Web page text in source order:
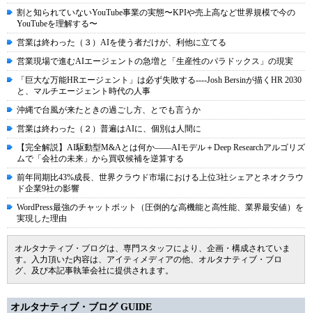
割と知られていないYouTube事業の実態〜KPIや売上高など世界規模で今の
YouTubeを理解する〜
営業は終わった（３）AIを使う者だけが、利他に立てる
営業現場で進むAIエージェントの急増と「生産性のパラドックス」の現実
「巨大な万能HRエージェント」は必ず失敗する----Josh Bersinが描くHR 2030
と、マルチエージェント時代の人事
沖縄で台風が来たときの過ごし方、とでも言うか
営業は終わった（２）普遍はAIに、個別は人間に
【完全解説】AI駆動型M&Aとは何か――AIモデル＋Deep Researchアルゴリズ
ムで「会社の未来」から買収候補を逆算する
前年同期比43%成長、世界クラウド市場における上位3社シェアとネオクラウ
ド企業9社の影響
WordPress最強のチャットボット（圧倒的な高機能と高性能、業界最安値）を
実現した理由
オルタナティブ・ブログは、専門スタッフにより、企画・構成されていま
す。入力頂いた内容は、アイティメディアの他、オルタナティブ・ブロ
グ、及び本記事執筆会社に提供されます。
オルタナティブ・ブログ GUIDE